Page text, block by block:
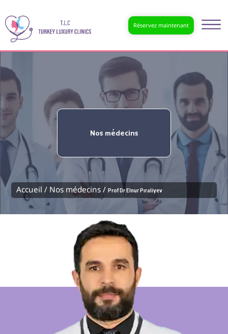
Réservez maintenant
Nos médecins
Accueil / Nos médecins /Prof Dr Elnur Pıraliyev